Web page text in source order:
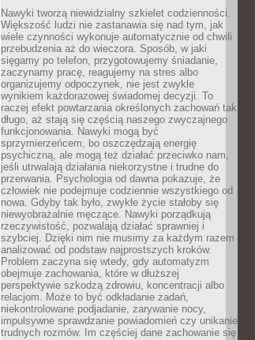
Nawyki tworzą niewidzialny szkielet codzienności.
Większość ludzi nie zastanawia się nad tym, jak
wiele czynności wykonuje automatycznie od chwili
przebudzenia aż do wieczora. Sposób, w jaki
sięgamy po telefon, przygotowujemy śniadanie,
zaczynamy pracę, reagujemy na stres albo
organizujemy odpoczynek, nie jest zwykle
wynikiem każdorazowej świadomej decyzji. To
raczej efekt powtarzania określonych zachowań tak
długo, aż stają się częścią naszego zwyczajnego
funkcjonowania. Nawyki mogą być
sprzymierzeńcem, bo oszczędzają energię
psychiczną, ale mogą też działać przeciwko nam,
jeśli utrwalają działania niekorzystne i trudne do
przerwania. Psychologia od dawna pokazuje, że
człowiek nie podejmuje codziennie wszystkiego od
nowa. Gdyby tak było, zwykłe życie stałoby się
niewyobrażalnie męczące. Nawyki porządkują
rzeczywistość, pozwalają działać sprawniej i
szybciej. Dzięki nim nie musimy za każdym razem
analizować od podstaw najprostszych kroków.
Problem zaczyna się wtedy, gdy automatyzm
obejmuje zachowania, które w dłuższej
perspektywie szkodzą zdrowiu, koncentracji albo
relacjom. Może to być odkładanie zadań,
niekontrolowane podjadanie, zarywanie nocy,
impulsywne sprawdzanie powiadomień czy unikanie
trudnych rozmów. Im częściej dane zachowanie się